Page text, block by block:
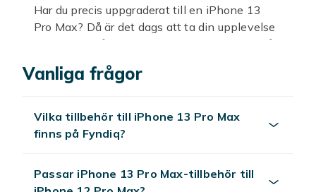
Har du precis uppgraderat till en iPhone 13
Pro Max? Då är det dags att ta din upplevelse
till nästa nivå med perfekta tillbehör inom vårt
skärmskydd till laddare och snygga fodral, allt
touch.
Inom vårt sortiment kan du hitta tuffa
eller praktiska plånboksfodral som kombinerar
Vanliga frågor
Vilka tillbehör till iPhone 13 Pro Max
finns på Fyndiq?
Passar iPhone 13 Pro Max-tillbehör till